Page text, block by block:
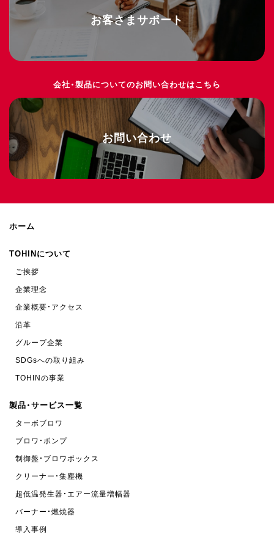
お客さまサポート
会社・製品についてのお問い合わせはこちら
お問い合わせ
ホーム
TOHINについて
ご挨拶
企業理念
企業概要・アクセス
沿革
グループ企業
SDGsへの取り組み
TOHINの事業
製品・サービス一覧
ターボブロワ
ブロワ・ポンプ
制御盤・ブロワボックス
クリーナー・集塵機
超低温発生器・エアー流量増幅器
バーナー・燃焼器
導入事例